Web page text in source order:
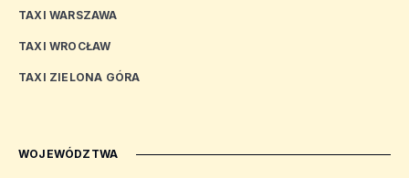
TAXI WARSZAWA
TAXI WROCŁAW
TAXI ZIELONA GÓRA
WOJEWÓDZTWA